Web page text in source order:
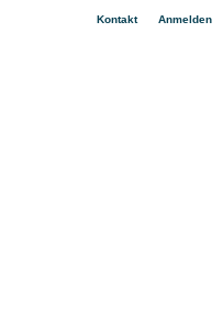
Kontakt| Anmelden